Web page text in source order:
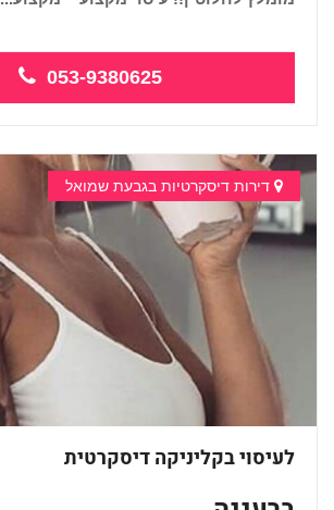
053-9380625
דירות דיסקרטיות בגבעת שמואל
לעיסוי בקליניקה דיסקרטית